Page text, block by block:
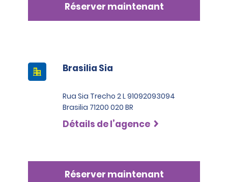
Réserver maintenant
Brasilia Sia
Rua Sia Trecho 2 L 91092093094
Brasilia 71200 020 BR
Détails de l’agence
Réserver maintenant